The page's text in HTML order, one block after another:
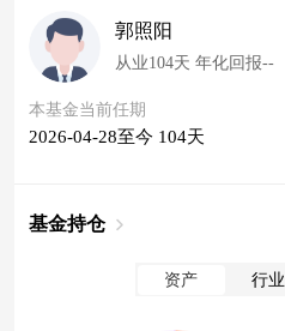
郭照阳
从业104天 年化回报--
本基金当前任期
2026-04-28至今 104天
基金持仓
资产 行业